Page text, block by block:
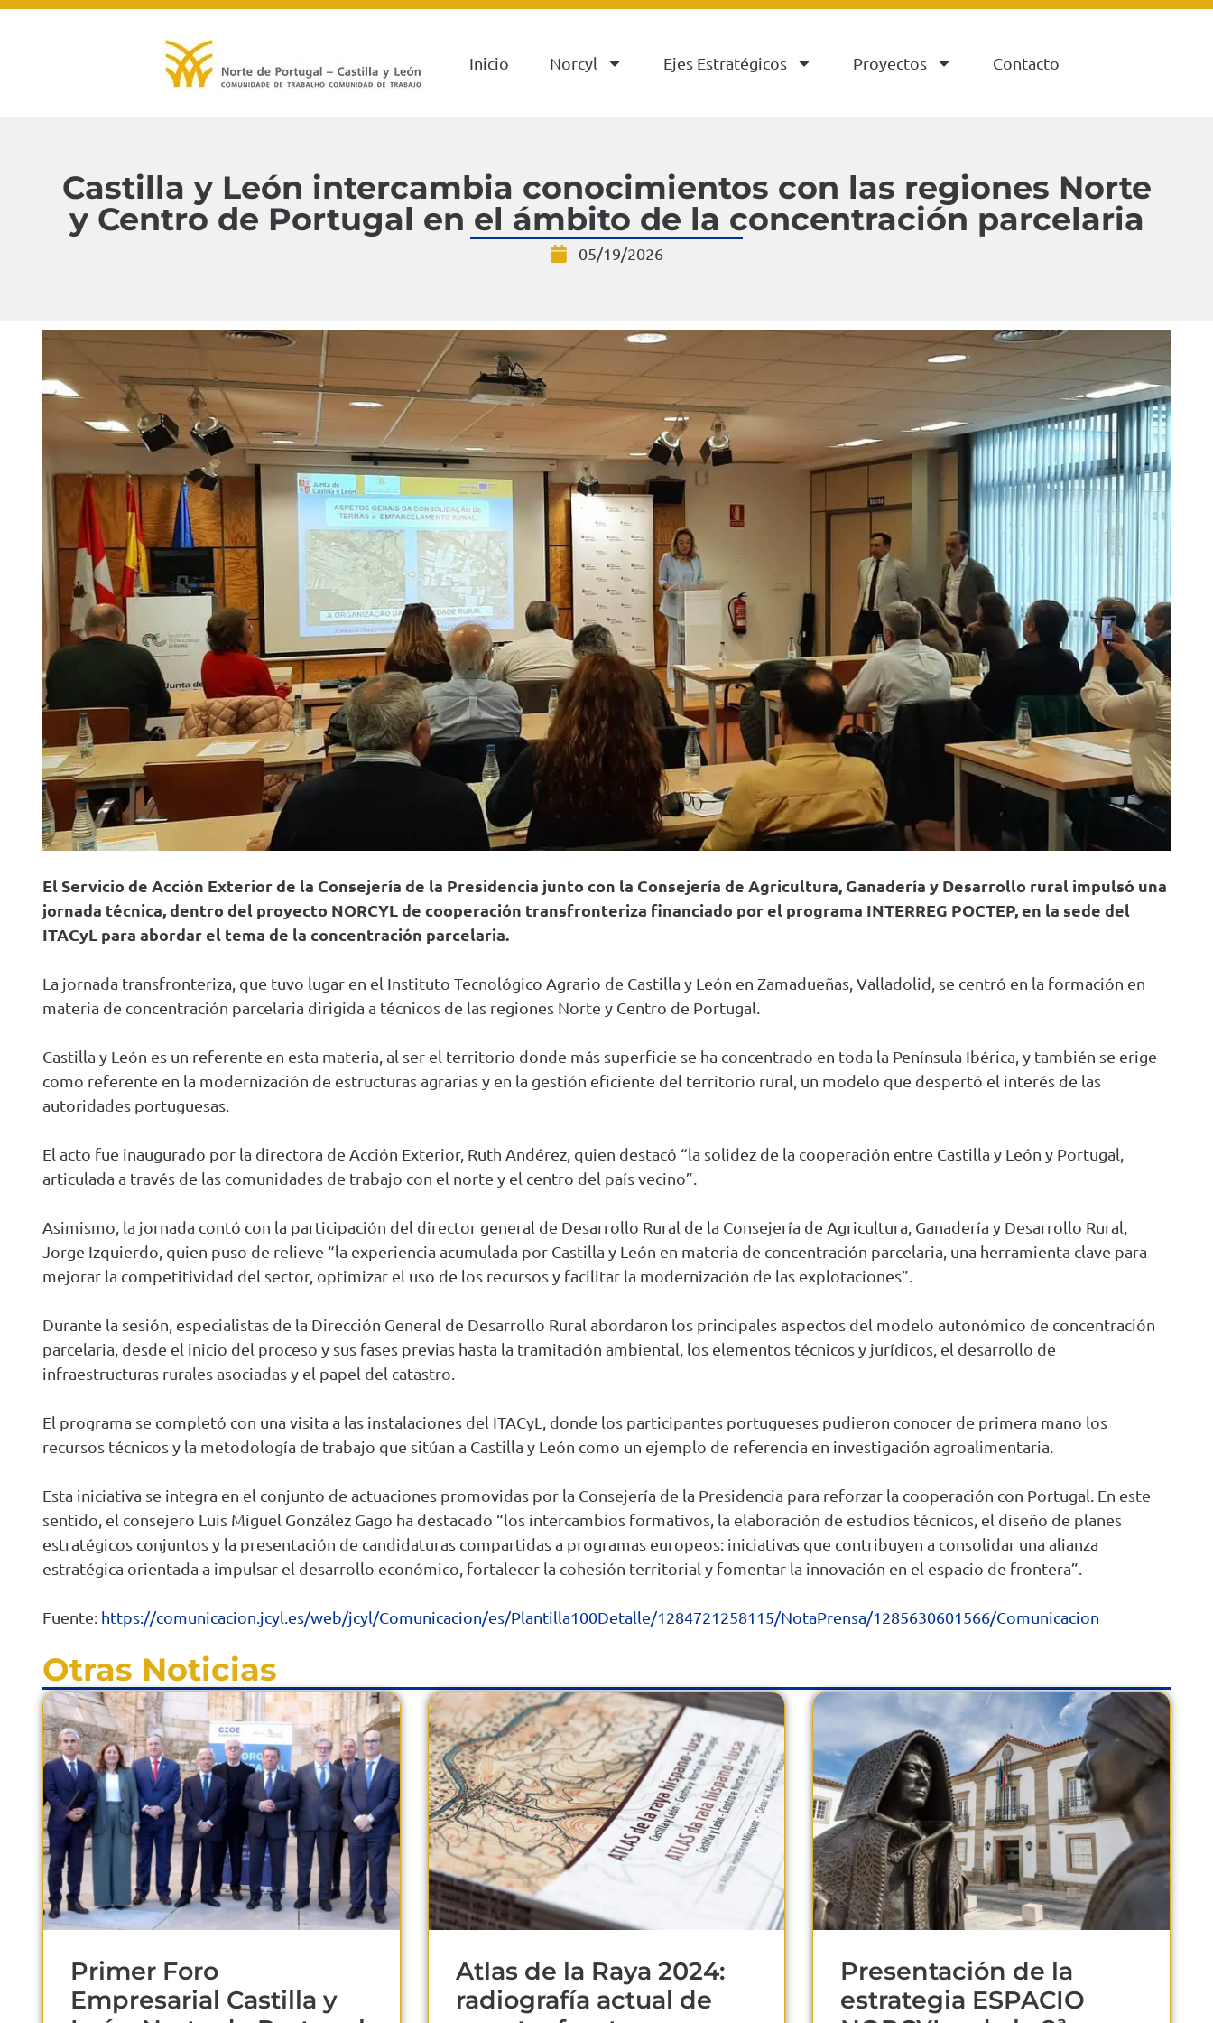
Inicio Norcyl Ejes Estratégicos Proyectos Contacto
Castilla y León intercambia conocimientos con las regiones Norte
y Centro de Portugal en el ámbito de la concentración parcelaria
05/19/2026
El Servicio de Acción Exterior de la Consejería de la Presidencia junto con la Consejería de Agricultura, Ganadería y Desarrollo rural impulsó una
jornada técnica, dentro del proyecto NORCYL de cooperación transfronteriza financiado por el programa INTERREG POCTEP, en la sede del
ITACyL para abordar el tema de la concentración parcelaria.
La jornada transfronteriza, que tuvo lugar en el Instituto Tecnológico Agrario de Castilla y León en Zamadueñas, Valladolid, se centró en la formación en
materia de concentración parcelaria dirigida a técnicos de las regiones Norte y Centro de Portugal.
Castilla y León es un referente en esta materia, al ser el territorio donde más superficie se ha concentrado en toda la Península Ibérica, y también se erige
como referente en la modernización de estructuras agrarias y en la gestión eficiente del territorio rural, un modelo que despertó el interés de las
autoridades portuguesas.
El acto fue inaugurado por la directora de Acción Exterior, Ruth Andérez, quien destacó “la solidez de la cooperación entre Castilla y León y Portugal,
articulada a través de las comunidades de trabajo con el norte y el centro del país vecino”.
Asimismo, la jornada contó con la participación del director general de Desarrollo Rural de la Consejería de Agricultura, Ganadería y Desarrollo Rural,
Jorge Izquierdo, quien puso de relieve “la experiencia acumulada por Castilla y León en materia de concentración parcelaria, una herramienta clave para
mejorar la competitividad del sector, optimizar el uso de los recursos y facilitar la modernización de las explotaciones”.
Durante la sesión, especialistas de la Dirección General de Desarrollo Rural abordaron los principales aspectos del modelo autonómico de concentración
parcelaria, desde el inicio del proceso y sus fases previas hasta la tramitación ambiental, los elementos técnicos y jurídicos, el desarrollo de
infraestructuras rurales asociadas y el papel del catastro.
El programa se completó con una visita a las instalaciones del ITACyL, donde los participantes portugueses pudieron conocer de primera mano los
recursos técnicos y la metodología de trabajo que sitúan a Castilla y León como un ejemplo de referencia en investigación agroalimentaria.
Esta iniciativa se integra en el conjunto de actuaciones promovidas por la Consejería de la Presidencia para reforzar la cooperación con Portugal. En este
sentido, el consejero Luis Miguel González Gago ha destacado “los intercambios formativos, la elaboración de estudios técnicos, el diseño de planes
estratégicos conjuntos y la presentación de candidaturas compartidas a programas europeos: iniciativas que contribuyen a consolidar una alianza
estratégica orientada a impulsar el desarrollo económico, fortalecer la cohesión territorial y fomentar la innovación en el espacio de frontera”.
Fuente: https://comunicacion.jcyl.es/web/jcyl/Comunicacion/es/Plantilla100Detalle/1284721258115/NotaPrensa/1285630601566/Comunicacion
Otras Noticias
Primer Foro
Empresarial Castilla y
Atlas de la Raya 2024:
radiografía actual de
Presentación de la
estrategia ESPACIO